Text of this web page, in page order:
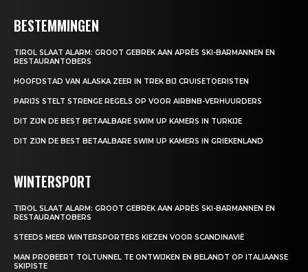
BESTEMMINGEN
TIROL SLAAT ALARM: GROOT GEBREK AAN APRÈS SKI-BARMANNEN EN
RESTAURANTOBERS
HOOFDSTAD VAN ALASKA ZEER IN TREK BIJ CRUISETOERISTEN
PARIJS STELT STRENGE REGELS OP VOOR AIRBNB-VERHUURDERS
DIT ZIJN DE BEST BETAALBARE SWIM UP KAMERS IN TURKIJE
DIT ZIJN DE BEST BETAALBARE SWIM UP KAMERS IN GRIEKENLAND
WINTERSPORT
TIROL SLAAT ALARM: GROOT GEBREK AAN APRÈS SKI-BARMANNEN EN
RESTAURANTOBERS
STEEDS MEER WINTERSPORTERS KIEZEN VOOR SCANDINAVIË
MAN PROBEERT TOLTUNNEL TE ONTWIJKEN EN BELANDT OP ITALIAANSE
SKIPISTE